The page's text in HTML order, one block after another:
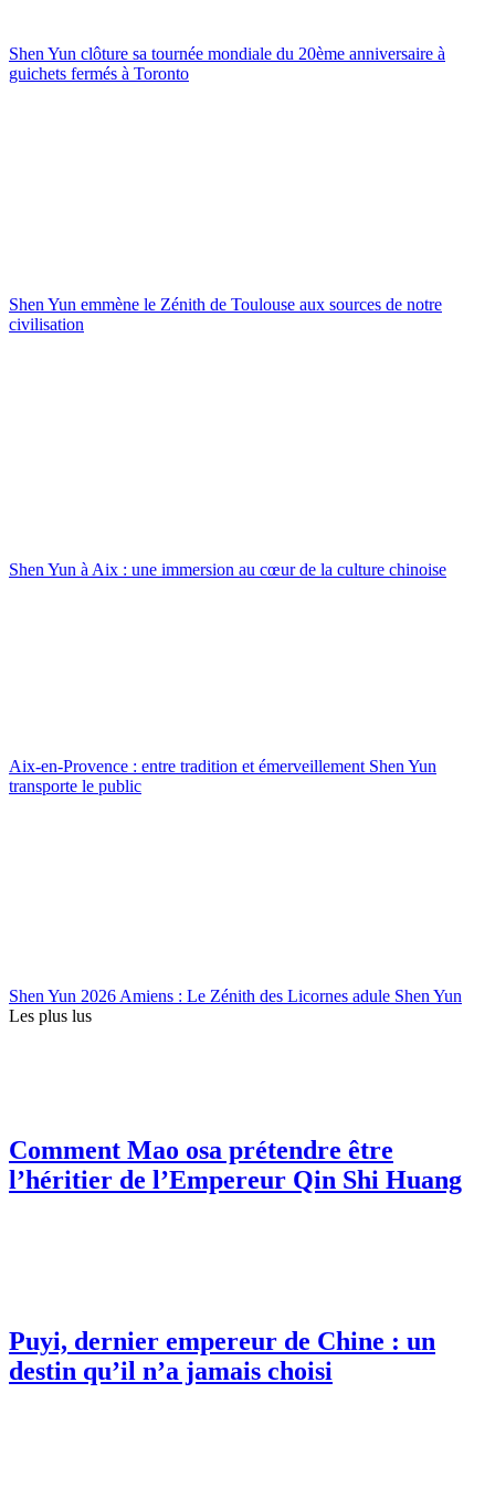
Shen Yun clôture sa tournée mondiale du 20ème anniversaire à
guichets fermés à Toronto
Shen Yun emmène le Zénith de Toulouse aux sources de notre
civilisation
Shen Yun à Aix : une immersion au cœur de la culture chinoise
Aix-en-Provence : entre tradition et émerveillement Shen Yun
transporte le public
Shen Yun 2026 Amiens : Le Zénith des Licornes adule Shen Yun
Les plus lus
Comment Mao osa prétendre être
l’héritier de l’Empereur Qin Shi Huang
Puyi, dernier empereur de Chine : un
destin qu’il n’a jamais choisi